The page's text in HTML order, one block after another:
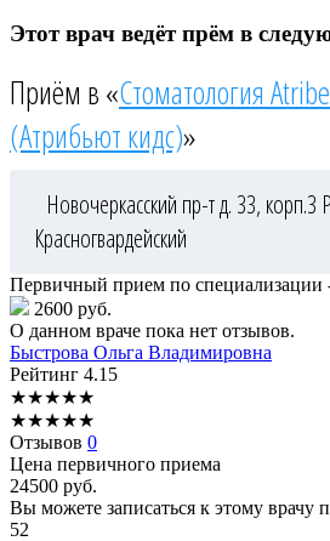
Этот врач ведёт прём в
Приём в «Стоматология
(Атрибьют кидс)»
Новочеркасский пр-т д. 33, корп.3
Красногвардейский
Первичный прием по специализации
2600 руб.
О данном враче пока нет отзывов.
Быстрова Ольга Владимировна
Рейтинг 4.15
★★★★★
★★★★★
Отзывов 0
Цена первичного приема
24500 руб.
Вы можете записаться к этому врачу
52